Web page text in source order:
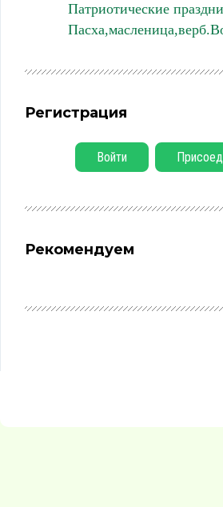
Патриотические
Регистрация
Войти
Рекомендуем